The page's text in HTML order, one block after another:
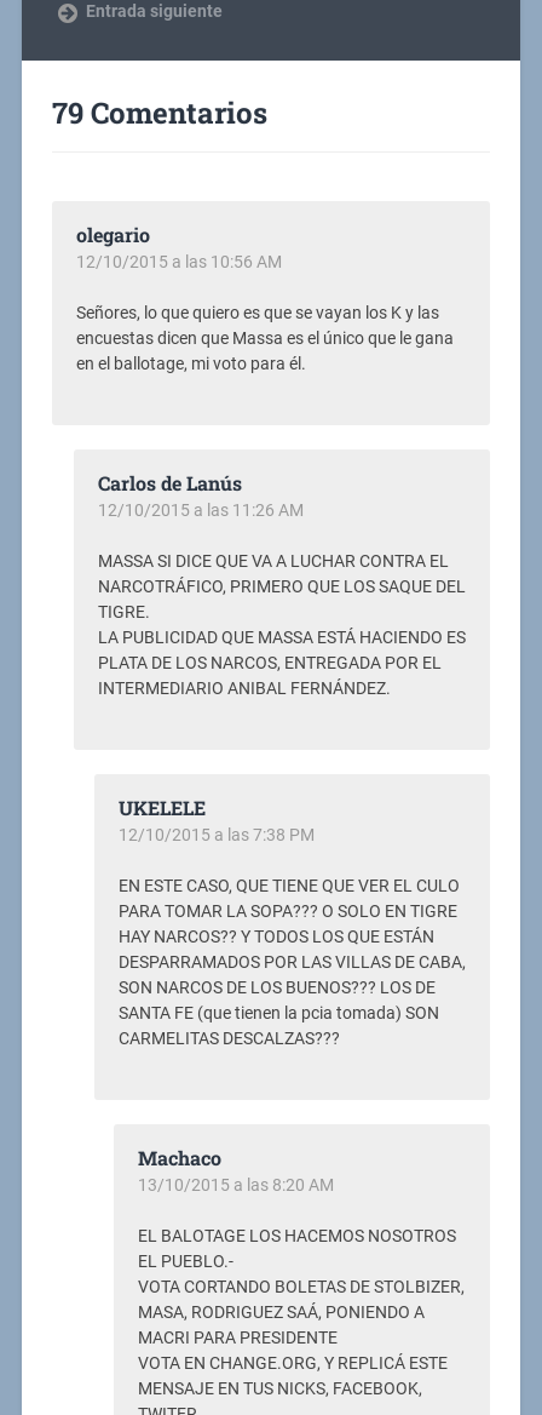
Entrada siguiente
79 Comentarios
olegario
12/10/2015 a las 10:56 AM
Señores, lo que quiero es que se vayan los K y las
encuestas dicen que Massa es el único que le gana
en el ballotage, mi voto para él.
Carlos de Lanús
12/10/2015 a las 11:26 AM
MASSA SI DICE QUE VA A LUCHAR CONTRA EL
NARCOTRÁFICO, PRIMERO QUE LOS SAQUE DEL
TIGRE.
LA PUBLICIDAD QUE MASSA ESTÁ HACIENDO ES
PLATA DE LOS NARCOS, ENTREGADA POR EL
INTERMEDIARIO ANIBAL FERNÁNDEZ.
UKELELE
12/10/2015 a las 7:38 PM
EN ESTE CASO, QUE TIENE QUE VER EL CULO
PARA TOMAR LA SOPA??? O SOLO EN TIGRE
HAY NARCOS?? Y TODOS LOS QUE ESTÁN
DESPARRAMADOS POR LAS VILLAS DE CABA,
SON NARCOS DE LOS BUENOS??? LOS DE
SANTA FE (que tienen la pcia tomada) SON
CARMELITAS DESCALZAS???
Machaco
13/10/2015 a las 8:20 AM
EL BALOTAGE LOS HACEMOS NOSOTROS
EL PUEBLO.-
VOTA CORTANDO BOLETAS DE STOLBIZER,
MASA, RODRIGUEZ SAÁ, PONIENDO A
MACRI PARA PRESIDENTE
VOTA EN CHANGE.ORG, Y REPLICÁ ESTE
MENSAJE EN TUS NICKS, FACEBOOK,